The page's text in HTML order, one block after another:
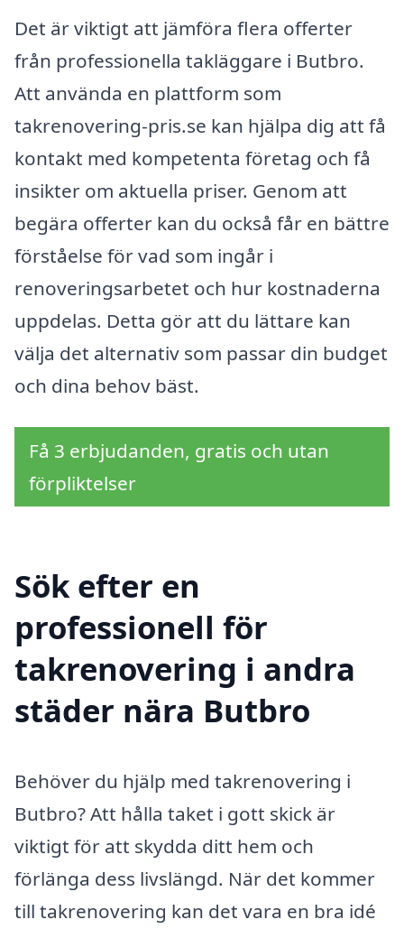
Det är viktigt att jämföra flera offerter
från professionella takläggare i Butbro.
Att använda en plattform som
takrenovering-pris.se kan hjälpa dig att få
kontakt med kompetenta företag och få
insikter om aktuella priser. Genom att
begära offerter kan du också får en bättre
förståelse för vad som ingår i
renoveringsarbetet och hur kostnaderna
uppdelas. Detta gör att du lättare kan
välja det alternativ som passar din budget
och dina behov bäst.
Få 3 erbjudanden, gratis och utan
förpliktelser
Sök efter en
professionell för
takrenovering i andra
städer nära Butbro
Behöver du hjälp med takrenovering i
Butbro? Att hålla taket i gott skick är
viktigt för att skydda ditt hem och
förlänga dess livslängd. När det kommer
till takrenovering kan det vara en bra idé